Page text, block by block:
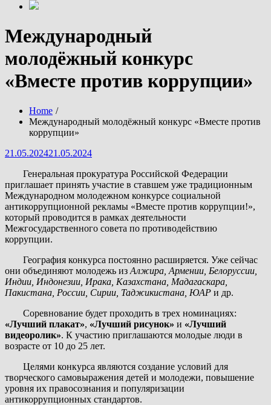
Международный
молодёжный конкурс
«Вместе против коррупции»
Home
Международный молодёжный конкурс «Вместе против
коррупции»
Posted
21.05.202421.05.2024
Генеральная прокуратура Российской Федерации
приглашает принять участие в ставшем уже традиционным
Международном молодежном конкурсе социальной
антикоррупционной рекламы «Вместе против коррупции!»,
который проводится в рамках деятельности
Межгосударственного совета по противодействию
коррупции.
География конкурса постоянно расширяется. Уже сейчас
они объединяют молодежь из Алжира, Армении, Белоруссии,
Индии, Индонезии, Ирака, Казахстана, Мадагаскара,
Пакистана, России, Сирии, Таджикистана, ЮАР и др.
Соревнование будет проходить в трех номинациях:
«Лучший плакат», «Лучший рисунок» и «Лучший
видеоролик». К участию приглашаются молодые люди в
возрасте от 10 до 25 лет.
Целями конкурса являются создание условий для
творческого самовыражения детей и молодежи, повышение
уровня их правосознания и популяризации
антикоррупционных стандартов.